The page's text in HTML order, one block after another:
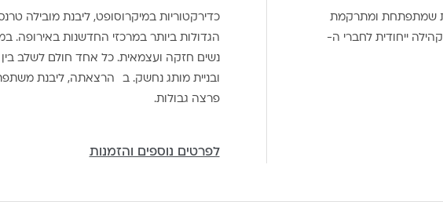
שמתפתחת ומתרקמת
ייחודית לחברי ה-
כדירקטוריות במיקרוסופט, ליבנת מובילה
הגדולות ביותר במרכזי החדשנות באירופה.
נשים חזקה ועצמאית. כל אחד חולם לשלב בין
ובניית מותג נחשק. ב הרצאתה, ליבנת
פרצה גבולות.
לפרטים נוספים והזמנות